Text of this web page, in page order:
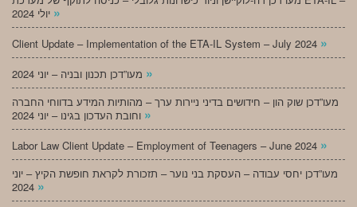
»
Client Update – Implementation of the ETA-IL System – July 2024 »
»
מעו”דכן שוק הון – חידושים בדיני ניירות ערך – מהותיות המידע בדווחי החברה
»
Labor Law Client Update – Employment of Teenagers – June 2024 »
מעו”דכן יחסי עבודה – העסקת בני נוער – תזכורת לקראת חופשת הקיץ – יוני
»